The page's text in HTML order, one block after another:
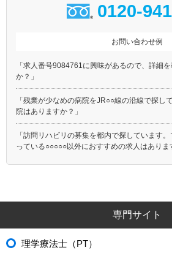
0120-
お問い合わせ例
「求人番号9084761に興味があるので、詳細
か？」
「残業が少なめの病院をJR○○線の沿線で探し
院はありますか？」
「訪問リハビリの募集を都内で探しています
っている○○○○○以外におすすめの求人はありま
専門サイト
理学療法士（PT）